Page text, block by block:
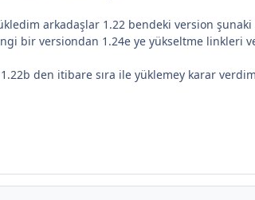
arkadaşlar 1.22 bendeki version
bir versiondan 1.24e ye yükseltme linkleri
den itibare sıra ile yüklemey karar